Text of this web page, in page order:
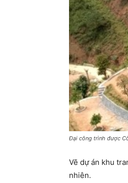
Đại công trình được
Vẽ dự án khu
nhiên.